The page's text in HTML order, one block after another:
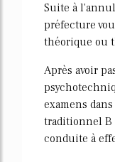
Suite à
préfecture
théorique ou
Après avoir
examens
traditionnel B
conduite à